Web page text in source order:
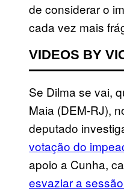
de considerar o
cada vez mais
VIDEOS BY
Se Dilma se vai,
Maia (DEM-RJ),
deputado
votação do
apoio a Cunha,
esvaziar a